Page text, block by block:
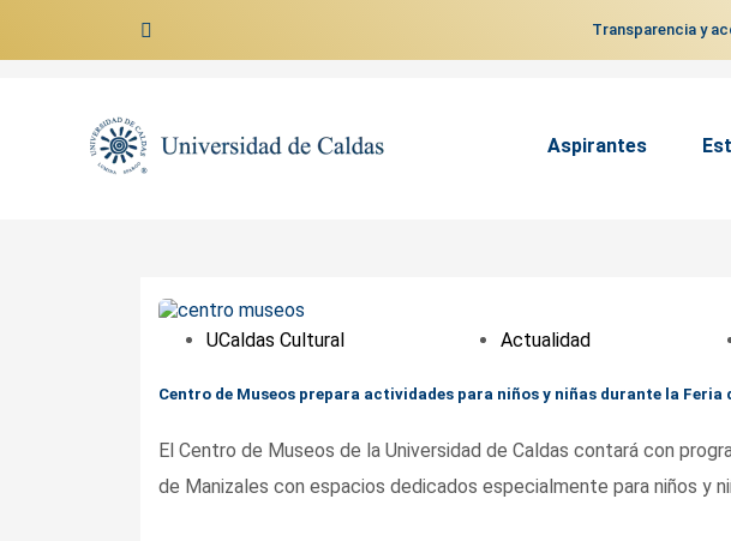
Transparencia y
Aspirantes
UCaldas Cultural Actualidad
Centro de Museos prepara actividades para niños y niñas durante la Feria
El Centro de Museos de la Universidad de Caldas contará con
de Manizales con espacios dedicados especialmente para niños y